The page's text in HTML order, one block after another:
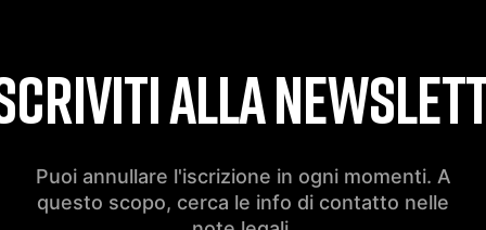
ALLA
Puoi annullare l'iscrizione in ogni momenti. A
questo scopo, cerca le info di contatto nelle